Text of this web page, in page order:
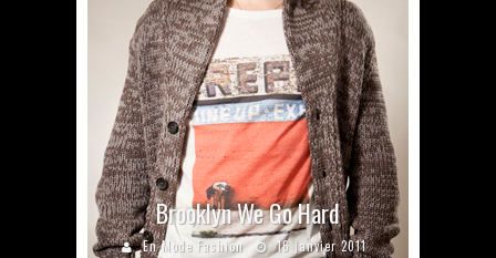
Brooklyn We Go Hard
En Mode Fashion
16 janvier 2011